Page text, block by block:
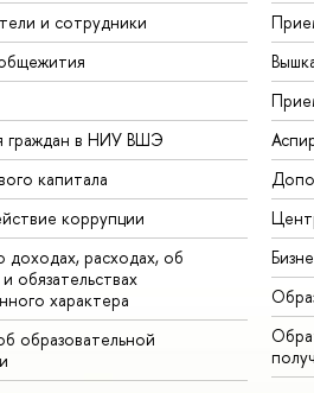
и сотрудники
граждан в НИУ ВШЭ
капитала
коррупции
доходах, расходах, об
обязательствах
характера
образовательной